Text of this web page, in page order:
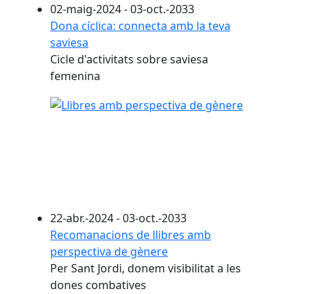
02-maig-2024 - 03-oct.-2033
Dona cíclica: connecta amb la teva
saviesa
Cicle d'activitats sobre saviesa
femenina
22-abr.-2024 - 03-oct.-2033
Recomanacions de llibres amb
perspectiva de gènere
Per Sant Jordi, donem visibilitat a les
dones combatives